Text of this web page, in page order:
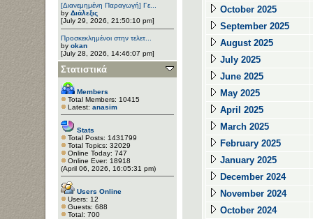
[Διανεμημένη Παραγωγή] Γε...
by Διάλεξις
[July 29, 2026, 21:50:10 pm]
Προσκεκλημένοι στην τελετ...
by okan
[July 28, 2026, 14:46:07 pm]
Στατιστικά
Members
Total Members: 10415
Latest: anasim
Stats
Total Posts: 1431799
Total Topics: 32029
Online Today: 747
Online Ever: 18918
(April 06, 2026, 16:05:31 pm)
Users Online
Users: 12
Guests: 688
Total: 700
October 2025
September 2025
August 2025
July 2025
June 2025
May 2025
April 2025
March 2025
February 2025
January 2025
December 2024
November 2024
October 2024